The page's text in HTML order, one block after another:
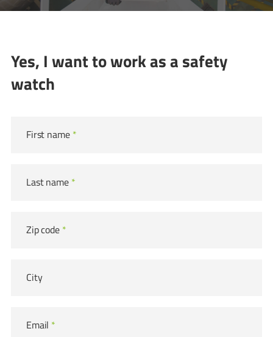
Yes, I want to work as a safety
watch
First name *
Last name *
Zip code *
City
Email *